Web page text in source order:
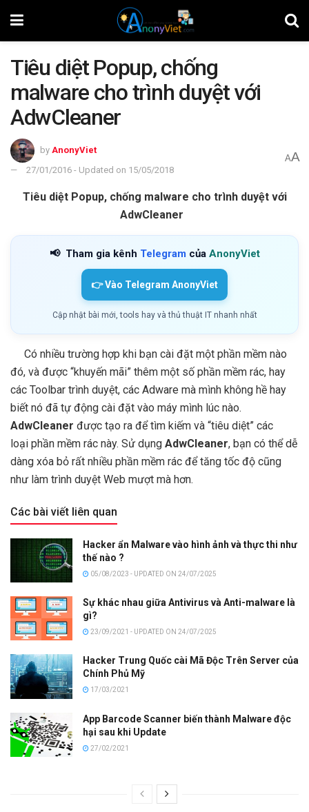
Tiêu diệt Popup, chống
malware cho trình duyệt với
AdwCleaner
by AnonyViet
27/01/2016 - Updated on 15/05/2018
AA
Tiêu diệt Popup, chống malware cho trình duyệt với
AdwCleaner
📢 Tham gia kênh Telegram của AnonyViet
👉 Vào Telegram AnonyViet
Cập nhật bài mới, tools hay và thủ thuật IT nhanh nhất
Có nhiều trường hợp khi bạn cài đặt một phần mềm nào
đó, và được “khuyến mãi” thêm một số phần mềm rác, hay
các Toolbar trình duyệt, các Adware mà mình không hề hay
biết nó đã tự động cài đặt vào máy mình lúc nào.
AdwCleaner được tạo ra để tìm kiếm và “tiêu diệt” các
loại phần mềm rác này. Sử dụng AdwCleaner, bạn có thể dễ
dàng xóa bỏ rất nhiều phần mềm rác để tăng tốc độ cũng
như làm trình duyệt Web mượt mà hơn.
Các bài viết liên quan
Hacker ẩn Malware vào hình ảnh và thực thi như
thế nào ?
05/08/2023 - UPDATED ON 24/07/2025
Sự khác nhau giữa Antivirus và Anti-malware là
gì?
23/09/2021 - UPDATED ON 24/07/2025
Hacker Trung Quốc cài Mã Độc Trên Server của
Chính Phủ Mỹ
17/03/2021
App Barcode Scanner biến thành Malware độc
hại sau khi Update
27/02/2021